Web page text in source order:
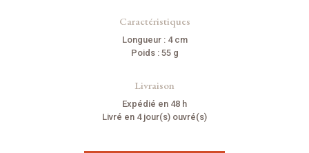
Caractéristiques
Longueur : 4 cm
Poids : 55 g
Livraison
Expédié en 48 h
Livré en 4 jour(s) ouvré(s)